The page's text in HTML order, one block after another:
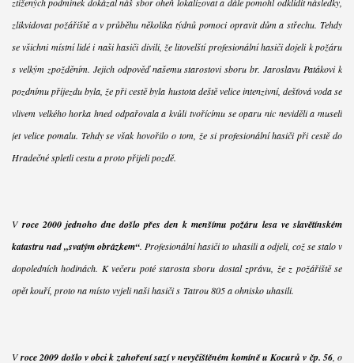
zlikvidovat požářiště a v průběhu několika týdnů pomoci opravit dům a střechu. Tehdy
se všichni místní lidé i naši hasiči divili, že litovelští profesionální hasiči dojeli k požáru
s velkým zpožděním. Jejich odpověď našemu starostovi sboru br. Jaroslavu Patákovi k
pozdnímu příjezdu byla, že při cestě byla hustota deště velice intenzivní, dešťová voda se
vlivem velkého horka hned odpařovala a kvůli tvořícímu se oparu nic neviděli a museli
jet velice pomalu. Tehdy se však hovořilo o tom, že si profesionální hasiči při cestě do
Hradečné spletli cestu a proto přijeli pozdě.
V roce 2000 jednoho dne došlo přes den k menšímu požáru lesa ve slavětínském
katastru nad „svatým obrázkem“. Profesionální hasiči to uhasili a odjeli, což se stalo v
dopoledních hodinách. K večeru poté starosta sboru dostal zprávu, že z požářiště se
opět kouří, proto na místo vyjeli naši hasiči s Tatrou 805 a ohnisko uhasili.
Vroce 2009 došlo v obci k zahoření sazí v nevyčištěném komíně u Kocurů v čp. 56, o